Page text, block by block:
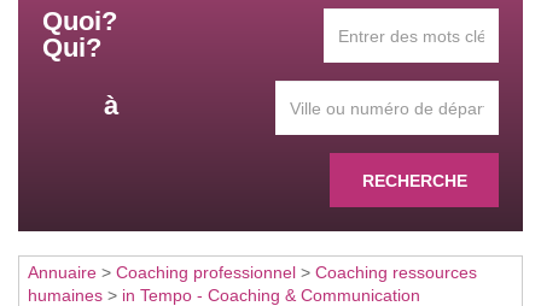
Quoi?
Qui?
à
RECHERCHE
Annuaire > Coaching professionnel > Coaching ressources
humaines > in Tempo - Coaching & Communication